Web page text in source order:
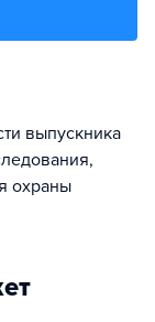
выпускника
охраны